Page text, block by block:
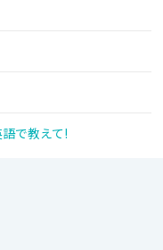
で教えて!